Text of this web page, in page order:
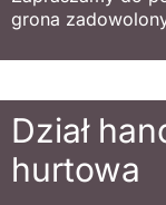
grona
Dział
hurtowa